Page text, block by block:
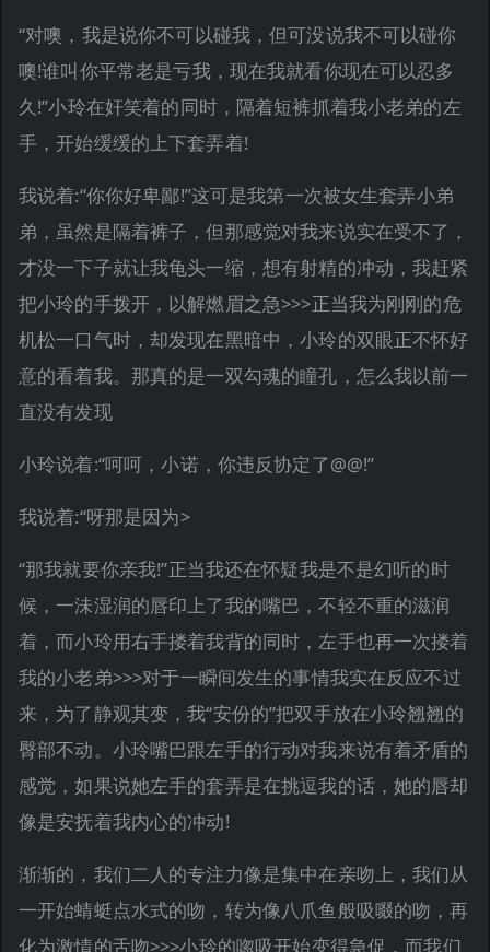
“对噢，我是说你不可以碰我，但可没说我不可以碰你
噢!谁叫你平常老是亏我，现在我就看你现在可以忍多
久!”小玲在奸笑着的同时，隔着短裤抓着我小老弟的左
手，开始缓缓的上下套弄着!
我说着:“你你好卑鄙!”这可是我第一次被女生套弄小弟
弟，虽然是隔着裤子，但那感觉对我来说实在受不了，
才没一下子就让我龟头一缩，想有射精的冲动，我赶紧
把小玲的手拨开，以解燃眉之急>>>正当我为刚刚的危
机松一口气时，却发现在黑暗中，小玲的双眼正不怀好
意的看着我。那真的是一双勾魂的瞳孔，怎么我以前一
直没有发现
小玲说着:“呵呵，小诺，你违反协定了@@!”
我说着:“呀那是因为>
“那我就要你亲我!”正当我还在怀疑我是不是幻听的时
候，一沬湿润的唇印上了我的嘴巴，不轻不重的滋润
着，而小玲用右手搂着我背的同时，左手也再一次搂着
我的小老弟>>>对于一瞬间发生的事情我实在反应不过
来，为了静观其变，我“安份的”把双手放在小玲翘翘的
臀部不动。小玲嘴巴跟左手的行动对我来说有着矛盾的
感觉，如果说她左手的套弄是在挑逗我的话，她的唇却
像是安抚着我内心的冲动!
渐渐的，我们二人的专注力像是集中在亲吻上，我们从
一开始蜻蜓点水式的吻，转为像八爪鱼般吸啜的吻，再
化为激情的舌吻>>>小玲的唿吸开始变得急促，而我们